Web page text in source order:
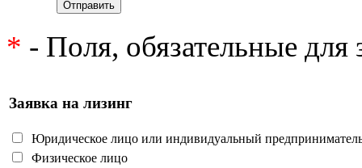
* - Поля, обязательные для
Заявка на лизинг
Юридическое лицо или индивидуальный
Физическое лицо